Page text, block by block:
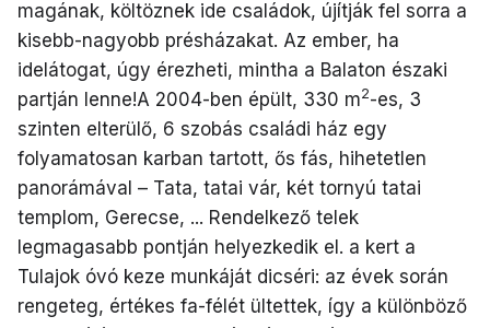
magának, költöznek ide családok, újítják fel sorra a
kisebb-nagyobb présházakat. Az ember, ha
idelátogat, úgy érezheti, mintha a Balaton északi
partján lenne!A 2004-ben épült, 330 m2-es, 3
szinten elterülő, 6 szobás családi ház egy
folyamatosan karban tartott, ős fás, hihetetlen
panorámával – Tata, tatai vár, két tornyú tatai
templom, Gerecse, ... Rendelkező telek
legmagasabb pontján helyezkedik el. a kert a
Tulajok óvó keze munkáját dicséri: az évek során
rengeteg, értékes fa-félét ültettek, így a különböző